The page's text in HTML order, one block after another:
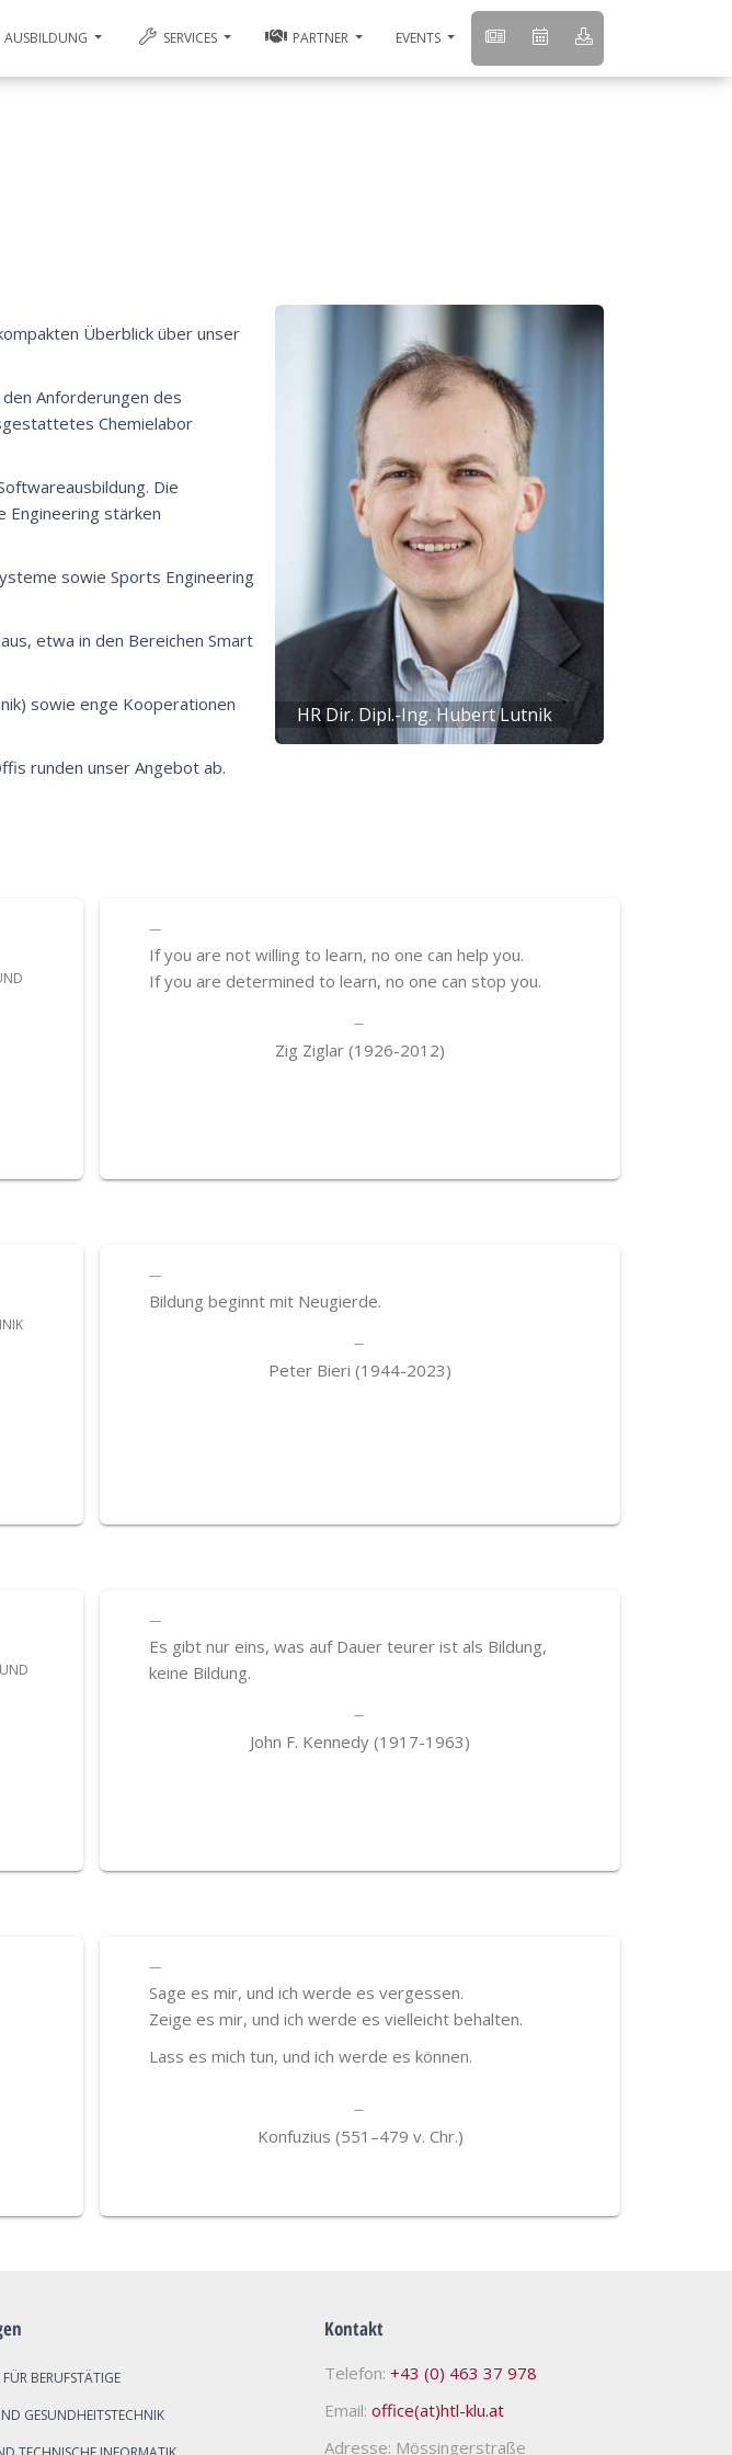
AUSBILDUNG SERVICES PARTNER EVENTS
HR Dir. Dipl.-Ing. Hubert Lutnik
Überblick über unser
Anforderungen des
Chemielabor
Die
Engineering stärken
sowie Sports Engineering
etwa in den Bereichen Smart
sowie enge Kooperationen
runden unser Angebot ab.
If you are not willing to learn, no one can help you.
If you are determined to learn, no one can stop you.
Zig Ziglar (1926-2012)
Bildung beginnt mit Neugierde.
Peter Bieri (1944-2023)
Es gibt nur eins, was auf Dauer teurer ist als Bildung,
keine Bildung.
John F. Kennedy (1917-1963)
Sage es mir, und ich werde es vergessen.
Zeige es mir, und ich werde es vielleicht behalten.
Lass es mich tun, und ich werde es können.
Konfuzius (551–479 v. Chr.)
BERUFSTÄTIGE
GESUNDHEITSTECHNIK
Kontakt
Telefon: +43 (0) 463 37 978
Email: office(at)htl-klu.at
Adresse: Mössingerstraße